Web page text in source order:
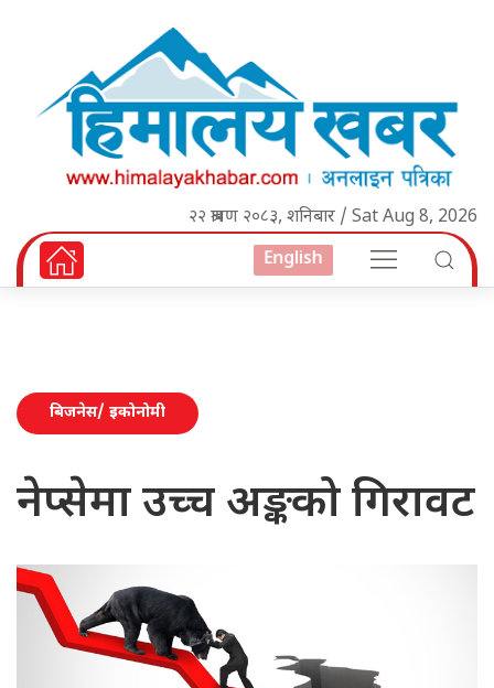
२२ श्रावण २०८३, शनिबार / Sat Aug 8, 2026
English
बिजनेस/ इकोनोमी
नेप्सेमा उच्च अङ्कको गिरावट